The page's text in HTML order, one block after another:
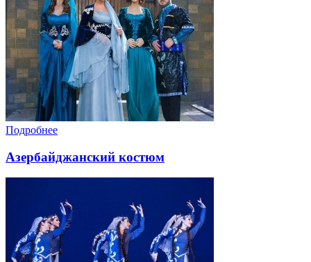
Подробнее
Азербайджанский костюм